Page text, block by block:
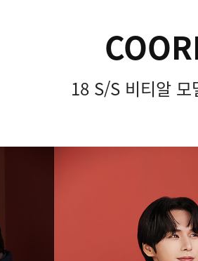
18 S/S 비티알 모